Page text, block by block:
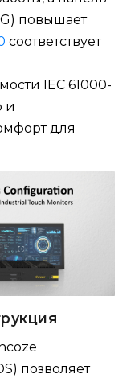
повышает
соответствует
IEC 61000-
и
для
позволяет